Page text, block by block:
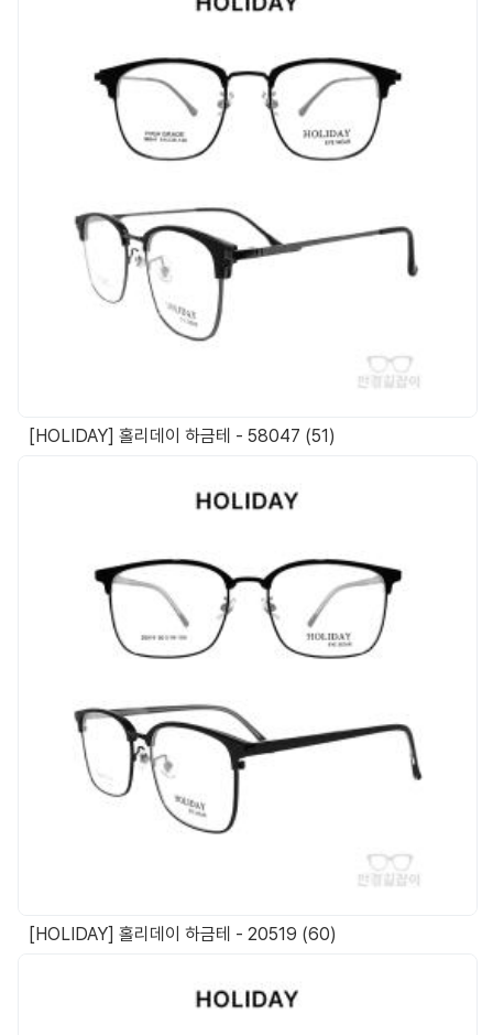
[HOLIDAY] 홀리데이 하금테 - 58047 (51)
[HOLIDAY] 홀리데이 하금테 - 20519 (60)